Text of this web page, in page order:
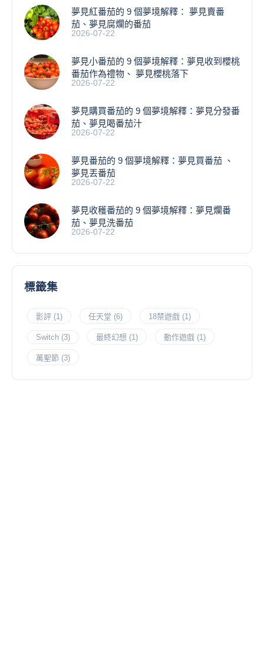
夢見紅番茄的 9 個夢境解釋： 夢見賣番
茄、夢見腐爛的番茄
2026-07-22
​夢見小番茄的 9 個夢境解釋：夢見收到櫻桃
番茄作為禮物、 夢見櫻桃落下
2026-07-22
夢見購買番茄的 9 個夢境解釋：夢見分發番
茄、夢見喝番茄汁
2026-07-22
夢見番茄的 9 個夢境解釋：夢見買番茄 、
夢見丟番茄
2026-07-22
夢見收穫番茄的 9 個夢境解釋：夢見爛番
茄、夢見洗番茄
2026-07-22
標籤集
影評 (1) 任天堂 (6) 18禁遊戲 (1)
Switch (3) 最終幻想 (1) 動作遊戲 (1)
萬聖節 (3)